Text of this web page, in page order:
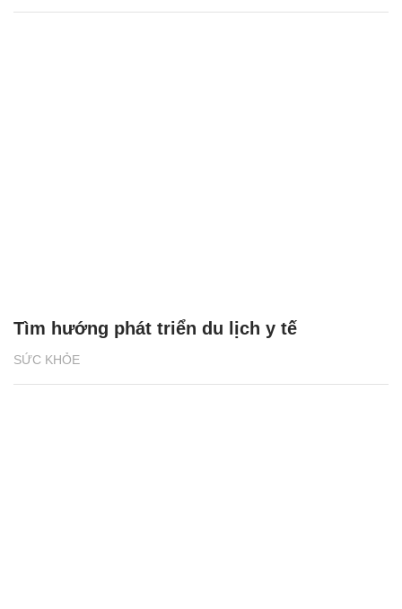
SỨC KHỎE
Tìm hướng phát triển du lịch y tế